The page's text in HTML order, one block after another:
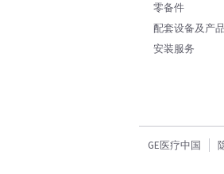
零备件
配套设备及产品
安装服务
GE医疗中国